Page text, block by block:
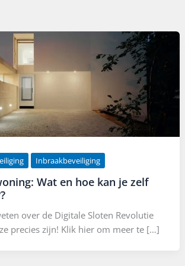
Inbraakbeveiliging
Wat en hoe kan je zelf
over de Digitale Sloten Revolutie
precies zijn! Klik hier om meer te […]